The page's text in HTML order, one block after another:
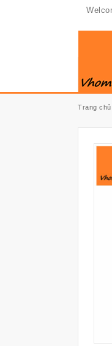
Trang chủ